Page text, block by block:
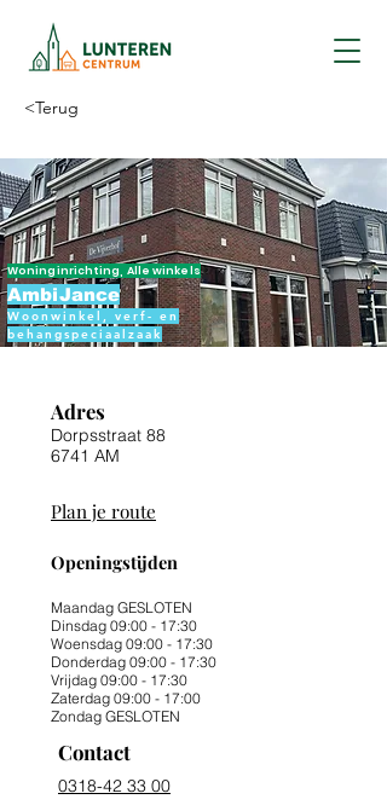
<Terug
Woninginrichting, Alle winkels
AmbiJance
Woonwinkel, verf- en
behangspeciaalzaak
Adres
Dorpsstraat 88
6741 AM
Plan je route
Openingstijden
Maandag GESLOTEN
Dinsdag 09:00 - 17:30
Woensdag 09:00 - 17:30
Donderdag 09:00 - 17:30
Vrijdag 09:00 - 17:30
Zaterdag 09:00 - 17:00
Zondag GESLOTEN
Contact
0318-42 33 00